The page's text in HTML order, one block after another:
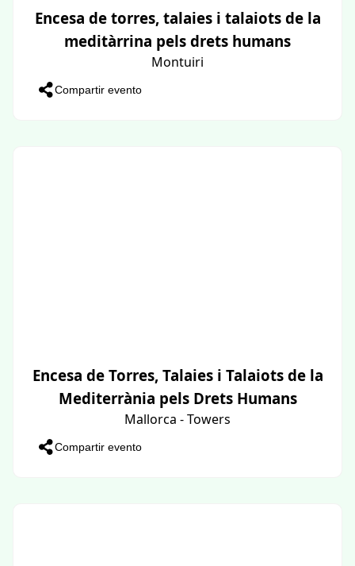
Encesa de torres, talaies i talaiots de la
meditàrrina pels drets humans
Montuiri
Compartir evento
Encesa de Torres, Talaies i Talaiots de la
Mediterrània pels Drets Humans
Mallorca - Towers
Compartir evento